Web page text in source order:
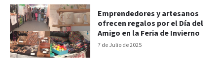
7 de Julio de 2025
Emprendedores y artesanos
ofrecen regalos por el Día del
Amigo en la Feria de Invierno